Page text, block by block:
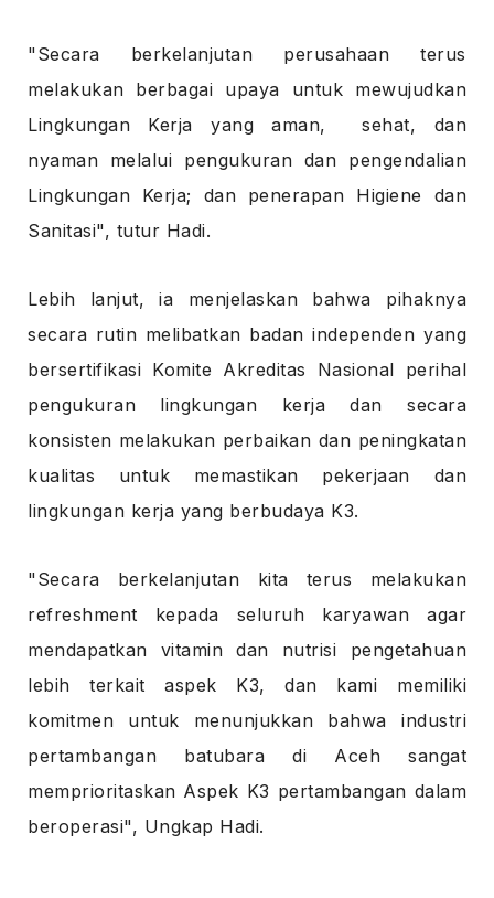
"Secara berkelanjutan perusahaan terus
melakukan berbagai upaya untuk mewujudkan
Lingkungan Kerja yang aman, sehat, dan
nyaman melalui pengukuran dan pengendalian
Lingkungan Kerja; dan penerapan Higiene dan
Sanitasi", tutur Hadi.
Lebih lanjut, ia menjelaskan bahwa pihaknya
secara rutin melibatkan badan independen yang
bersertifikasi Komite Akreditas Nasional perihal
pengukuran lingkungan kerja dan secara
konsisten melakukan perbaikan dan peningkatan
kualitas untuk memastikan pekerjaan dan
lingkungan kerja yang berbudaya K3.
"Secara berkelanjutan kita terus melakukan
refreshment kepada seluruh karyawan agar
mendapatkan vitamin dan nutrisi pengetahuan
lebih terkait aspek K3, dan kami memiliki
komitmen untuk menunjukkan bahwa industri
pertambangan batubara di Aceh sangat
memprioritaskan Aspek K3 pertambangan dalam
beroperasi", Ungkap Hadi.